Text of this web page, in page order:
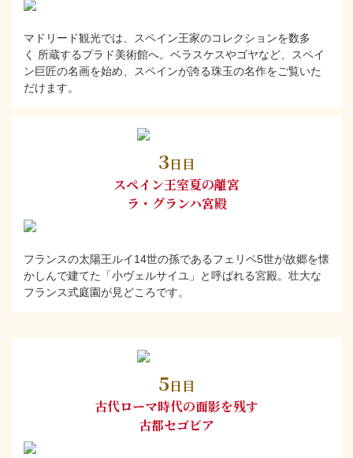
マドリード観光では、スペイン王家のコレクションを数多
く 所蔵するプラド美術館へ。ベラスケスやゴヤなど、スペイ
ン巨匠の名画を始め、スペインが誇る珠玉の名作をご覧いた
だけます。
3日目
スペイン王室夏の離宮
ラ・グランハ宮殿
フランスの太陽王ルイ14世の孫であるフェリペ5世が故郷を懐
かしんで建てた「小ヴェルサイユ」と呼ばれる宮殿。壮大な
フランス式庭園が見どころです。
5日目
古代ローマ時代の面影を残す
古都セゴビア